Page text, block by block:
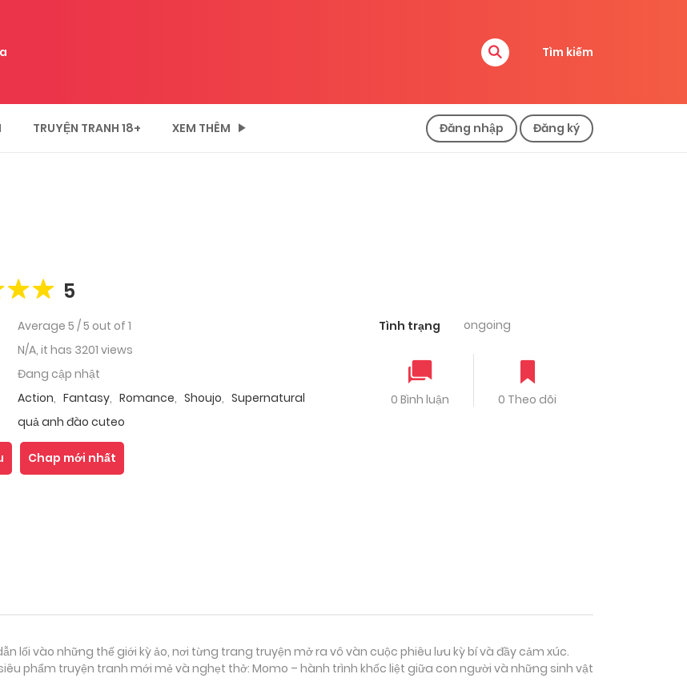
Tìm kiếm
TRUYỆN TRANH 18+ XEM THÊM Đăng nhập Đăng ký
5
Average 5 /5 out of 1
N/A, it has 3201 views
Đang cập nhật
Action, Fantasy, Romance, Shoujo, Supernatural
quả anh đào cuteo
Tình trạng ongoing
0 Bình luận 0 Theo dõi
Chap mới nhất
lối vào những thế giới kỳ ảo, nơi từng trang truyện mở ra vô vàn cuộc phiêu lưu kỳ bí và đầy cảm xúc.
phẩm truyện tranh mới mẻ và nghẹt thở: Momo – hành trình khốc liệt giữa con người và những sinh vật